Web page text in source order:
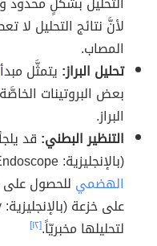
لأنَّ نتائج التحليل
المصاب.
تحليل البراز: يتمثَّل مبدأ
بعض البروتينات
البراز.
التنظير البطني: قد
(بالإنجليزية: Endoscope) للجزء العلوي من
الهضمي للحصول
لتحليلها مخبريّاً.[١٢]